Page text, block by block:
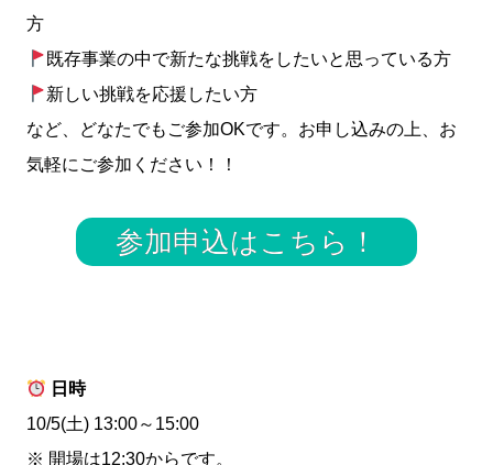
方
既存事業の中で新たな挑戦をしたいと思っている方
新しい挑戦を応援したい方
など、どなたでもご参加OKです。お申し込みの上、お
気軽にご参加ください！！
参加申込はこちら！
日時
10/5(土) 13:00～15:00
※ 開場は12:30からです。